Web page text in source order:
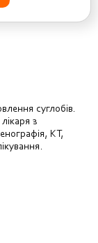
суглобів.
з
КТ,